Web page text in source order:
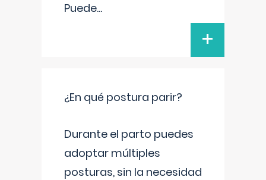
Puede...
+
¿En qué postura parir?
Durante el parto puedes
adoptar múltiples
posturas, sin la necesidad